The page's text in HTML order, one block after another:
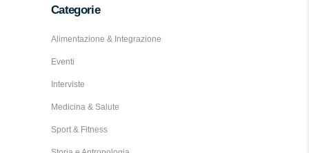
Categorie
Alimentazione & Integrazione
Eventi
Interviste
Medicina & Salute
Sport & Fitness